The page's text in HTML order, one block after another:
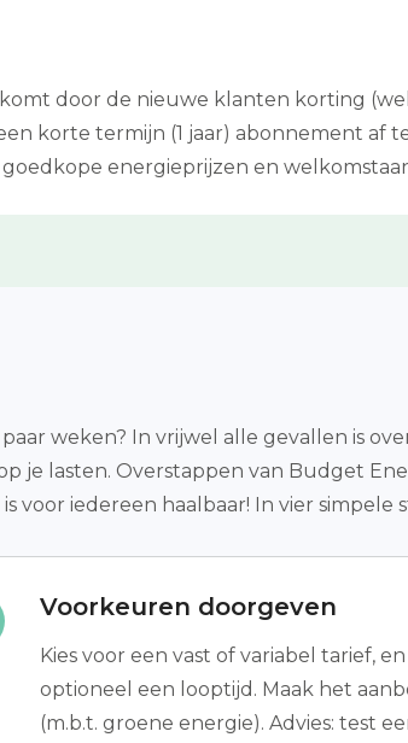
door de nieuwe klanten korting
korte termijn (1 jaar) abonnement af
energieprijzen en
weken? In vrijwel alle gevallen is
je lasten. Overstappen van Budget
voor iedereen haalbaar! In vier simpele
Voorkeuren doorgeven
Kies voor een vast of variabel tarief,
optioneel een looptijd. Maak het
(m.b.t. groene energie). Advies: test